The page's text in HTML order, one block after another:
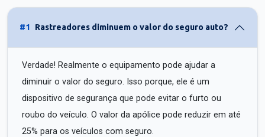
#1 Rastreadores diminuem o valor do seguro auto?
Verdade! Realmente o equipamento pode ajudar a
diminuir o valor do seguro. Isso porque, ele é um
dispositivo de segurança que pode evitar o furto ou
roubo do veículo. O valor da apólice pode reduzir em até
25% para os veículos com seguro.